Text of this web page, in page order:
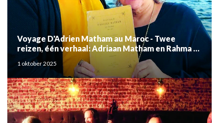
Voyage D'Adrien Matham au Maroc - Twee
reizen, één verhaal: Adriaan Matham en Rahma el
Mouden
1 oktober 2025